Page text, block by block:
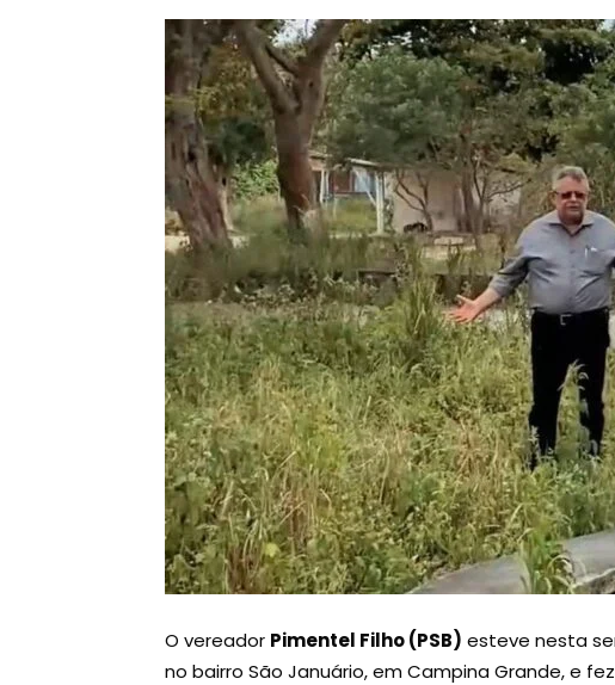
O vereador Pimentel Filho (PSB) esteve nesta
no bairro São Januário, em Campina Grande, e